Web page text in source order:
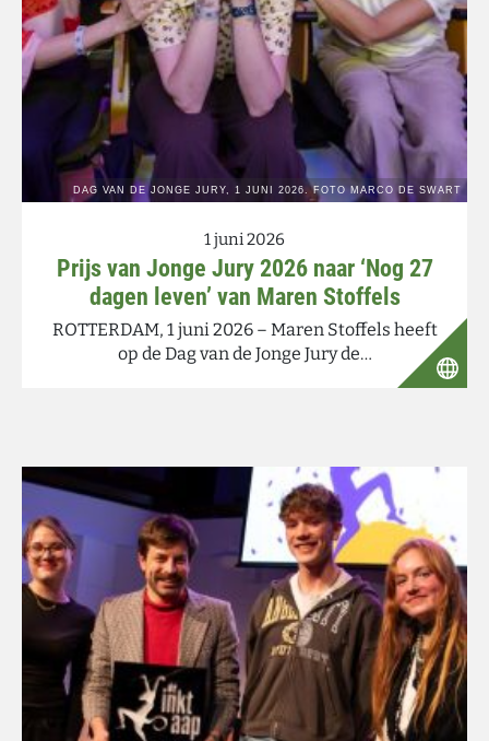
1 juni 2026
Prijs van Jonge Jury 2026 naar ‘Nog 27
dagen leven’ van Maren Stoffels
ROTTERDAM, 1 juni 2026 – Maren Stoffels heeft
op de Dag van de Jonge Jury de…